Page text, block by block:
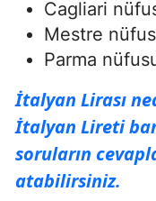
Cagliari
Mestre
Parma
İtalyan Lirası
İtalyan Lireti
soruların
atabilirsiniz.